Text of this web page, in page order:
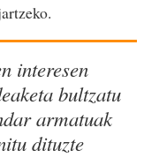
interesen
bultzatu
armatuak
dituzte